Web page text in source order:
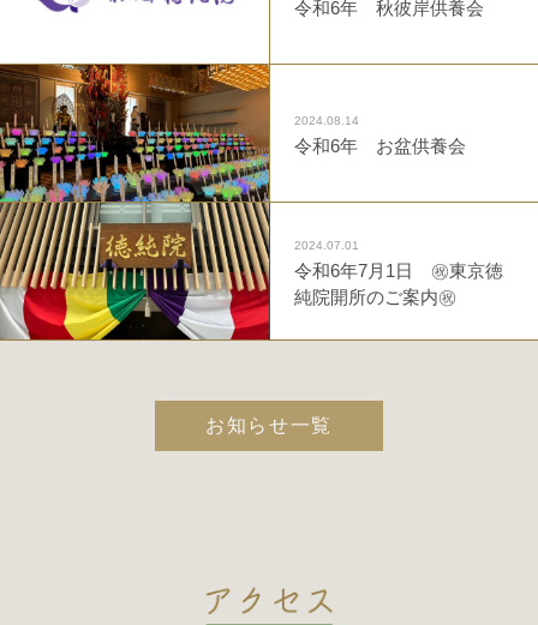
令和6年 秋彼岸供養会
2024.08.14
令和6年 お盆供養会
2024.07.01
令和6年7月1日 ㊗️東京徳
純院開所のご案内㊗️
お知らせ一覧